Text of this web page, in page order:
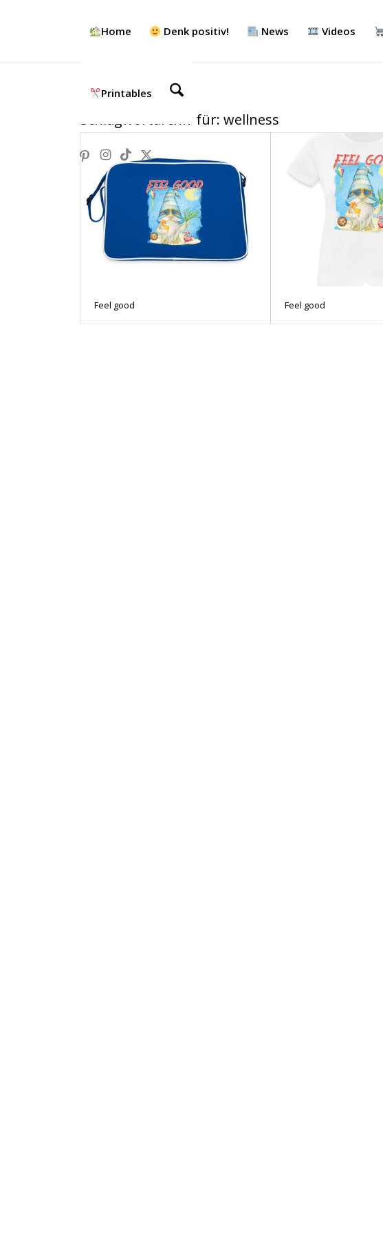
Home Denk positiv! News Videos
Printables
Schlagwortarchiv für:wellness
Feel good Feel good